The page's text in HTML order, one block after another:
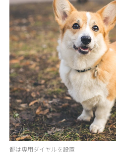
都は専用ダイヤルを設置